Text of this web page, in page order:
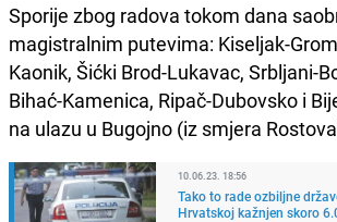
Sporije zbog radova tokom dana
magistralnim putevima: Kiseljak-
Kaonik, Šićki Brod-Lukavac, Srbljani-
Bihać-Kamenica, Ripač-Dubovsko i
na ulazu u Bugojno (iz smjera
10.06.23. 18:56
Tako to rade ozbiljne
Hrvatskoj kažnjen skoro